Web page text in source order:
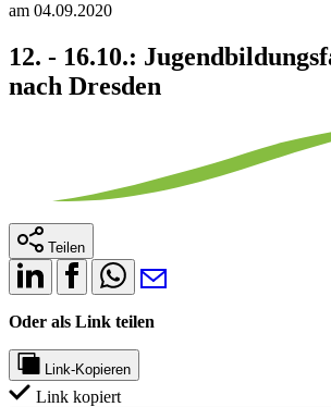
am 04.09.2020
12. - 16.10.:
nach Dresden
Teilen
Oder als Link teilen
Link-Kopieren
Link kopiert